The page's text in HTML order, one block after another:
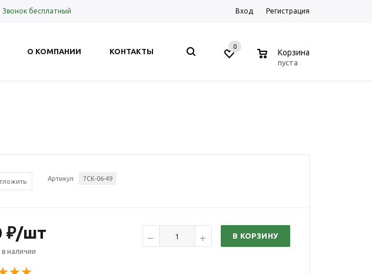
Звонок бесплатный Вход Регистрация
О КОМПАНИИ КОНТАКТЫ
0
Корзина
пуста
Артикул 7СК-06-49
₽/шт
в наличии
В КОРЗИНУ